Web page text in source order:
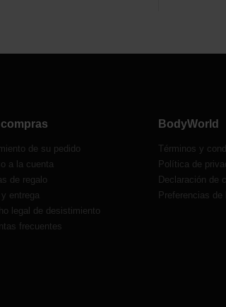
compras
de su pedido
a la cuenta
de regalo
entrega
legal de desistimiento
frecuentes
BodyWorld
Términos y
Política de
Declaración de
Preferencias